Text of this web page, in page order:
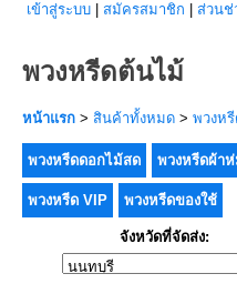
เข้าสู่ระบบ สมัครสมาชิก ส่วนช่
พวงหรีดต้นไม้
หน้าแรก > สินค้าทั้งหมด > พวงห
พวงหรีดดอกไม้สด พวงหรีดผ้า
พวงหรีด VIP พวงหรีดของใช้
จังหวัดที่จัดส่ง: